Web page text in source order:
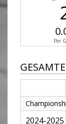
Per
2024-2025